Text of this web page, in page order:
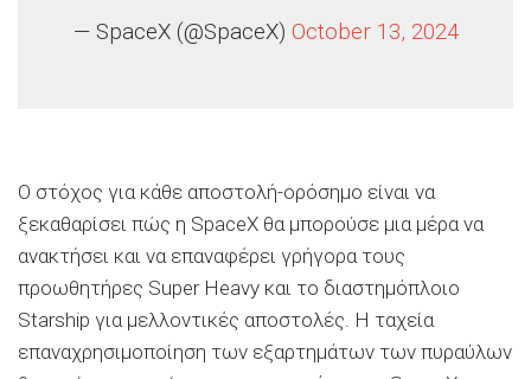
— SpaceX (@SpaceX) October 13, 2024
Ο στόχος για κάθε αποστολή-ορόσημο είναι να
ξεκαθαρίσει πώς η SpaceX θα μπορούσε μια μέρα να
ανακτήσει και να επαναφέρει γρήγορα τους
προωθητήρες Super Heavy και το διαστημόπλοιο
Starship για μελλοντικές αποστολές. Η ταχεία
επαναχρησιμοποίηση των εξαρτημάτων των πυραύλων